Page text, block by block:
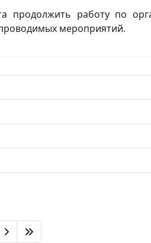
продолжить работу по
мероприятий.